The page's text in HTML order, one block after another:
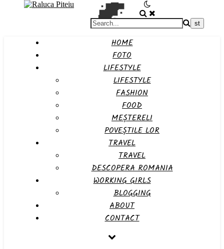
HOME
FOTO
LIFESTYLE
LIFESTYLE
FASHION
FOOD
MEȘTERELI
POVEȘTILE LOR
TRAVEL
TRAVEL
DESCOPERA ROMANIA
WORKING GIRLS
BLOGGING
ABOUT
CONTACT